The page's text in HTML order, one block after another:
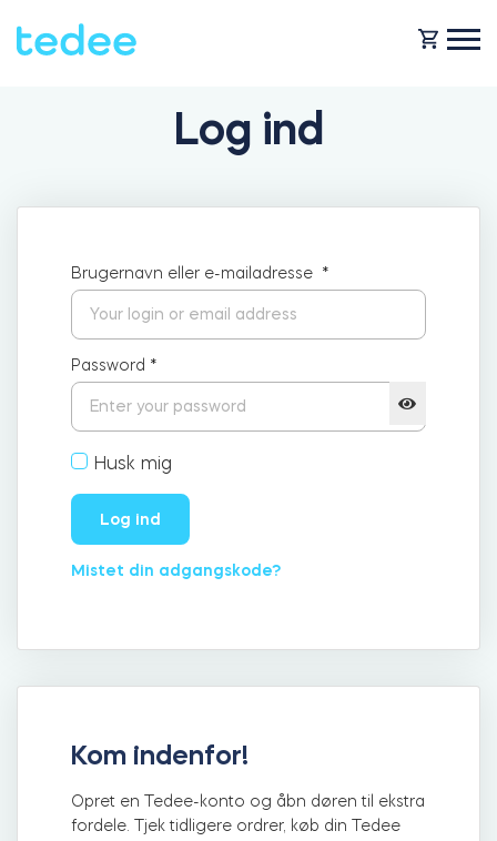
HVORDAN VIRKER DET?
For forretning
Udlejning
Integrationer
Smartlås
Tedee GO
Tedee GO2
Tedee Bridge
SUPPORT
KØB NU
Log ind
Brugernavn eller e-mailadresse *
Password *
Husk mig
Log ind
Mistet din adgangskode?
Kom indenfor!
Opret en Tedee-konto og åbn døren til ekstra
fordele. Tjek tidligere ordrer, køb din Tedee